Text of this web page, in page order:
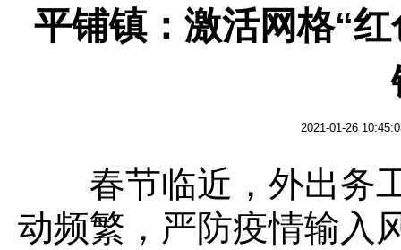
平铺镇：激活网格“
2021-01-26
春节临近，外出务工
动频繁，严防疫情输入